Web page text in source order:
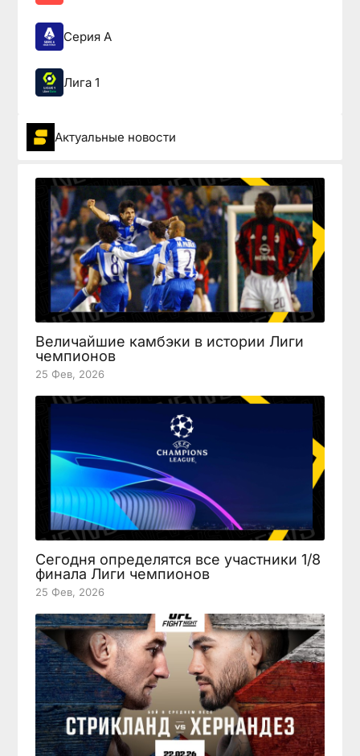
Серия А
Лига 1
Актуальные новости
Величайшие камбэки в истории Лиги
чемпионов
25 Фев, 2026
Сегодня определятся все участники 1/8
финала Лиги чемпионов
25 Фев, 2026